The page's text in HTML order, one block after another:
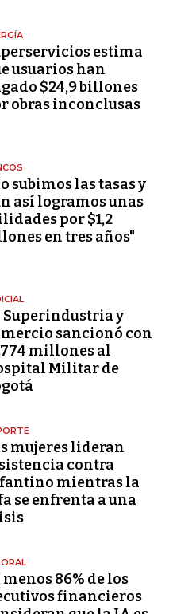
estima
usuarios han
$24,9 billones
obras inconclusas
subimos las tasas y
así logramos unas
por $1,2
en tres años"
Superindustria y
sancionó con
millones al
Militar de
mujeres lideran
contra
mientras la
se enfrenta a una
86% de los
financieros